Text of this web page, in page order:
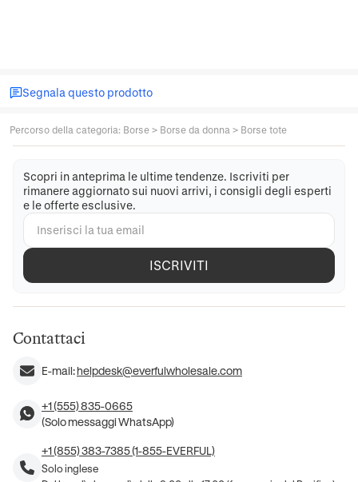
Segnala questo prodotto
Percorso della categoria: Borse > Borse da donna > Borse tote
Scopri in anteprima le ultime tendenze. Iscriviti per
rimanere aggiornato sui nuovi arrivi, i consigli degli esperti
e le offerte esclusive.
ISCRIVITI
Contattaci
E-mail:helpdesk@everfulwholesale.com
+1 (555) 835-0665
(Solo messaggi WhatsApp)
+1 (855) 383-7385 (1-855-EVERFUL)
Solo inglese